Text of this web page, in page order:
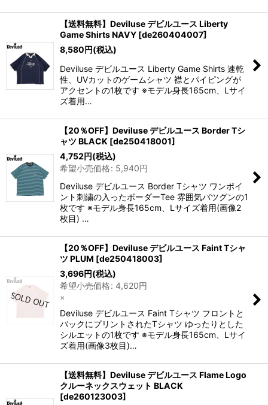
【送料無料】Deviluse デビルユース Liberty
Game Shirts NAVY [de260404007]
8,580円(税込)
Deviluse デビルユース Liberty Game Shirts 速乾
性、UVカットのゲームシャツ 襟とパイピングが
アクセントの1枚です ※モデル身長165cm、Lサイ
ズ着用…
【20％OFF】Deviluse デビルユース Border Tシ
ャツ BLACK [de250418001]
4,752円(税込)
希望小売価格: 5,940円
Deviluse デビルユース Border Tシャツ ワンポイ
ント刺繍の入ったボーダーTee 雰囲気バツグンの1
枚です ※モデル身長165cm、Lサイズ着用(画像2
枚目) …
【20％OFF】Deviluse デビルユース Faint Tシャ
ツ PLUM [de250418003]
3,696円(税込)
希望小売価格: 4,620円
×
Deviluse デビルユース Faint Tシャツ フロントと
バックにプリントされたTシャツ ゆったりとした
シルエットの1枚です ※モデル身長165cm、Lサイ
ズ着用(画像3枚目)…
【送料無料】Deviluse デビルユース Flame Logo
クルーネックスウェット BLACK
[de260123003]